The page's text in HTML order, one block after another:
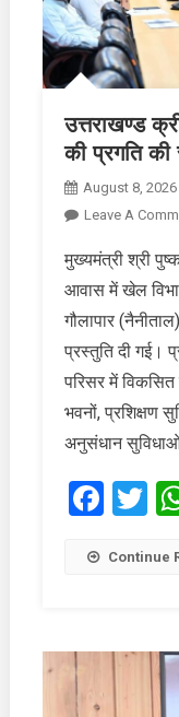
उत्तराखण्ड
की प्रगति की
August 8, 2026
Leave A
मुख्यमंत्री श्री
आवास में खेल विभाग
गौलापार
प्रस्तुति दी गई।
परिसर में
भवनों, प्रशिक्षण
अनुसंधान सुविधाओं
Continue